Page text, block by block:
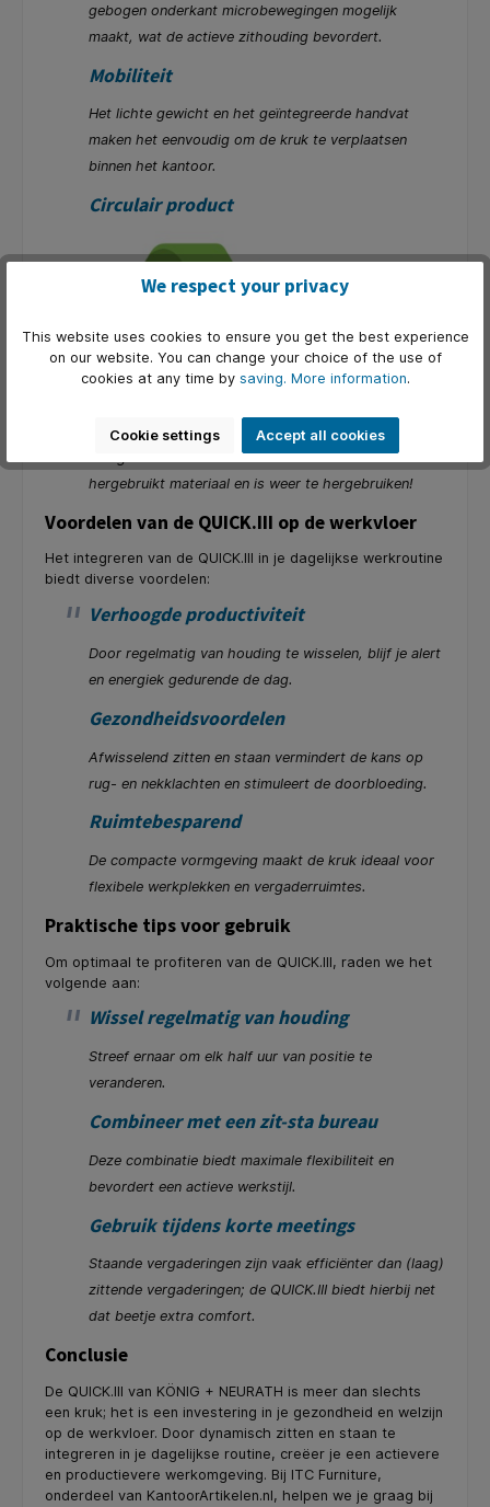
gebogen onderkant microbewegingen mogelijk
maakt, wat de actieve zithouding bevordert.
Mobiliteit
Het lichte gewicht en het geïntegreerde handvat
maken het eenvoudig om de kruk te verplaatsen
binnen het kantoor.
Circulair product
Een groot deel van de onderdelen bestaat uit
hergebruikt materiaal en is weer te hergebruiken!
Voordelen van de QUICK.III op de werkvloer
Het integreren van de QUICK.III in je dagelijkse werkroutine
biedt diverse voordelen:
Verhoogde productiviteit
Door regelmatig van houding te wisselen, blijf je alert
en energiek gedurende de dag.
Gezondheidsvoordelen
Afwisselend zitten en staan vermindert de kans op
rug- en nekklachten en stimuleert de doorbloeding.
Ruimtebesparend
De compacte vormgeving maakt de kruk ideaal voor
flexibele werkplekken en vergaderruimtes.
Praktische tips voor gebruik
Om optimaal te profiteren van de QUICK.III, raden we het
volgende aan:
Wissel regelmatig van houding
Streef ernaar om elk half uur van positie te
veranderen.
Combineer met een zit-sta bureau
Deze combinatie biedt maximale flexibiliteit en
bevordert een actieve werkstijl.
Gebruik tijdens korte meetings
Staande vergaderingen zijn vaak efficiënter dan (laag)
zittende vergaderingen; de QUICK.III biedt hierbij net
dat beetje extra comfort.
Conclusie
De QUICK.III van KÖNIG + NEURATH is meer dan slechts
een kruk; het is een investering in je gezondheid en welzijn
op de werkvloer. Door dynamisch zitten en staan te
integreren in je dagelijkse routine, creëer je een actievere
en productievere werkomgeving. Bij ITC Furniture,
onderdeel van KantoorArtikelen.nl, helpen we je graag bij
We respect your privacy
This website uses cookies to ensure you get the best experience
on our website. You can change your choice of the use of
cookies at any time by saving. More information.
Cookie settings Accept all cookies